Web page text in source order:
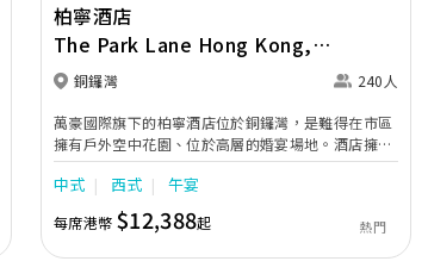
柏寧酒店
The Park Lane Hong Kong,
Autograph Collection
銅鑼灣 240人
萬豪國際旗下的柏寧酒店位於銅鑼灣，是難得在市區
擁有戶外空中花園、位於高層的婚宴場地。酒店擁有
3個不同大小的婚宴場地，採用無柱建築及落地玻璃
設計，新人可於維港壯麗海景下舉行戶外證婚儀式、
小型典雅輕婚禮及夢幻奢華中大型婚宴，再加上優雅
寬敞的客房，由出門至設宴，也有專業婚宴策劃團隊
為您一站式籌備，度身訂造最貼心的浪漫婚禮。
中式 西式 午宴
每席港幣 $12,388起 熱門